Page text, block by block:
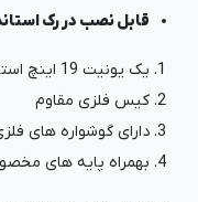
قابل نصب در رک
یک یونیت 19 اینچ استاندارد
کیس فلزی مقاوم
دارای گوشواره های
بهمراه پایه های